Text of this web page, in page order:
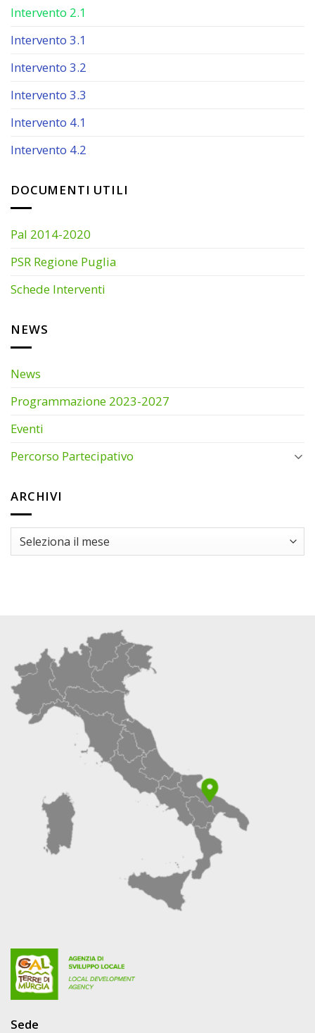
Intervento 2.1
Intervento 3.1
Intervento 3.2
Intervento 3.3
Intervento 4.1
Intervento 4.2
DOCUMENTI UTILI
Pal 2014-2020
PSR Regione Puglia
Schede Interventi
NEWS
News
Programmazione 2023-2027
Eventi
Percorso Partecipativo
ARCHIVI
ARCHIVI
Sede